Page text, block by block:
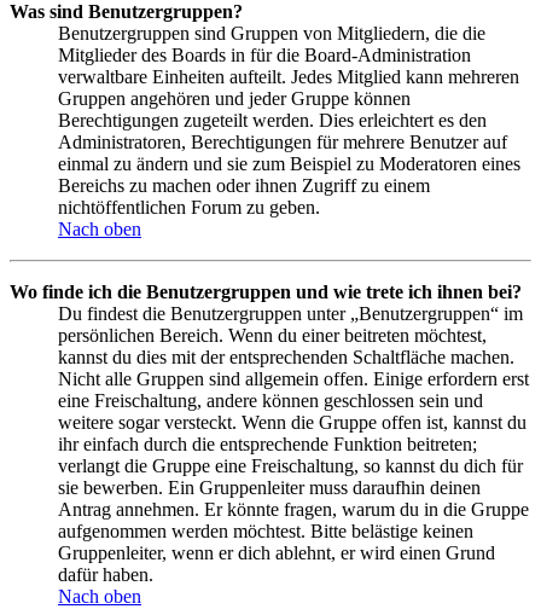
Was sind Benutzergruppen?
Benutzergruppen sind Gruppen von Mitgliedern, die die
Mitglieder des Boards in für die Board-Administration
verwaltbare Einheiten aufteilt. Jedes Mitglied kann mehreren
Gruppen angehören und jeder Gruppe können
Berechtigungen zugeteilt werden. Dies erleichtert es den
Administratoren, Berechtigungen für mehrere Benutzer auf
einmal zu ändern und sie zum Beispiel zu Moderatoren eines
Bereichs zu machen oder ihnen Zugriff zu einem
nichtöffentlichen Forum zu geben.
Nach oben
Wo finde ich die Benutzergruppen und wie trete ich ihnen bei?
Du findest die Benutzergruppen unter „Benutzergruppen“ im
persönlichen Bereich. Wenn du einer beitreten möchtest,
kannst du dies mit der entsprechenden Schaltfläche machen.
Nicht alle Gruppen sind allgemein offen. Einige erfordern erst
eine Freischaltung, andere können geschlossen sein und
weitere sogar versteckt. Wenn die Gruppe offen ist, kannst du
ihr einfach durch die entsprechende Funktion beitreten;
verlangt die Gruppe eine Freischaltung, so kannst du dich für
sie bewerben. Ein Gruppenleiter muss daraufhin deinen
Antrag annehmen. Er könnte fragen, warum du in die Gruppe
aufgenommen werden möchtest. Bitte belästige keinen
Gruppenleiter, wenn er dich ablehnt, er wird einen Grund
dafür haben.
Nach oben